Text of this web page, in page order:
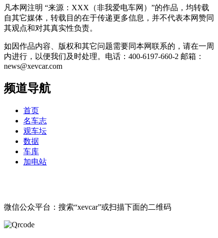
凡本网注明 “来源：XXX（非我爱电车网）”的作品，均转载
自其它媒体，转载目的在于传递更多信息，并不代表本网赞同
其观点和对其真实性负责。
如因作品内容、版权和其它问题需要同本网联系的，请在一周
内进行，以便我们及时处理。电话：400-6197-660-2 邮箱：
news@xevcar.com
频道导航
首页
名车志
观车坛
数据
车库
加电站
微信公众平台：搜索“xevcar”或扫描下面的二维码